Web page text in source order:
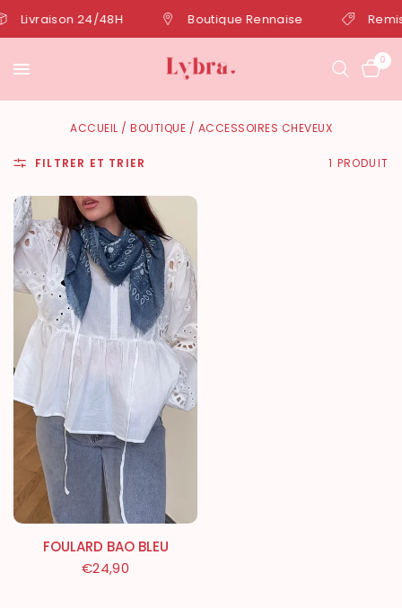
Livraison 24/48H Boutique Rennaise
0
ACCUEIL / BOUTIQUE / ACCESSOIRES CHEVEUX
FILTRER ET TRIER 1 PRODUIT
FOULARD BAO BLEU
€24,90